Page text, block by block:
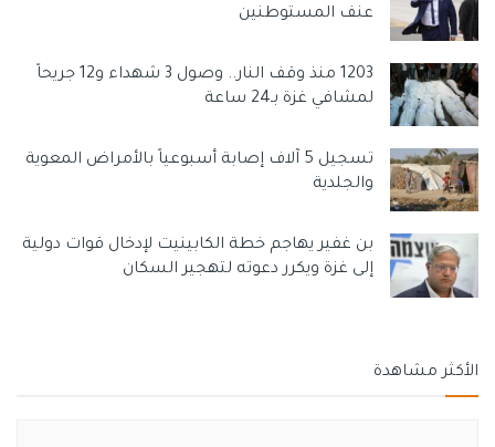
عنف المستوطنين
1203 منذ وقف النار.. وصول 3 شهداء و12 جريحاً
لمشافي غزة بـ24 ساعة
تسجيل 5 آلاف إصابة أسبوعياً بالأمراض المعوية
والجلدية
بن غفير يهاجم خطة الكابينيت لإدخال قوات دولية
إلى غزة ويكرر دعوته لتهجير السكان
الأكثر مشاهدة